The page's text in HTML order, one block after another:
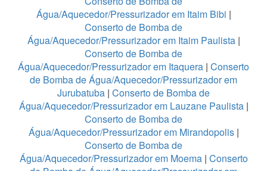
Água/Aquecedor/Pressurizador em Itaim Bibi |
Conserto de Bomba de
Água/Aquecedor/Pressurizador em Itaim Paulista |
Conserto de Bomba de
Água/Aquecedor/Pressurizador em Itaquera | Conserto
de Bomba de Água/Aquecedor/Pressurizador em
Jurubatuba | Conserto de Bomba de
Água/Aquecedor/Pressurizador em Lauzane Paulista |
Conserto de Bomba de
Água/Aquecedor/Pressurizador em Mirandopolis|
Conserto de Bomba de
Água/Aquecedor/Pressurizador em Moema| Conserto